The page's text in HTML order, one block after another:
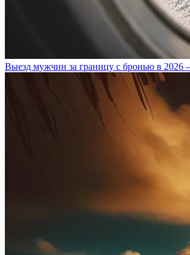
Выезд мужчин за границу с бронью в 2026